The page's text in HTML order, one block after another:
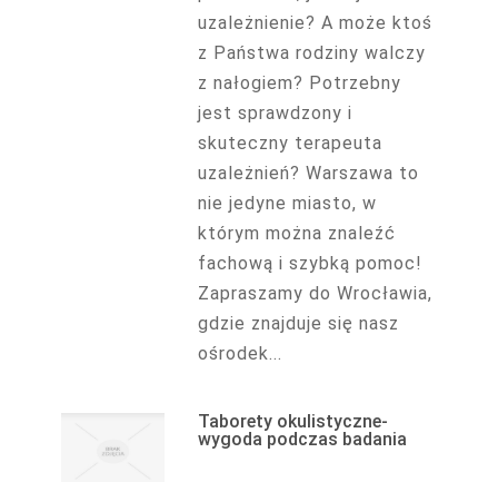
uzależnienie? A może ktoś
z Państwa rodziny walczy
z nałogiem? Potrzebny
jest sprawdzony i
skuteczny terapeuta
uzależnień? Warszawa to
nie jedyne miasto, w
którym można znaleźć
fachową i szybką pomoc!
Zapraszamy do Wrocławia,
gdzie znajduje się nasz
ośrodek...
Taborety okulistyczne-
wygoda podczas badania